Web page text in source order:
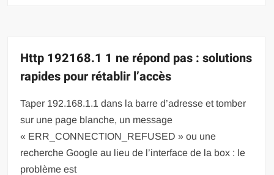
Http 192168.1 1 ne répond pas : solutions
rapides pour rétablir l’accès
Taper 192.168.1.1 dans la barre d’adresse et tomber
sur une page blanche, un message
« ERR_CONNECTION_REFUSED » ou une
recherche Google au lieu de l’interface de la box : le
problème est